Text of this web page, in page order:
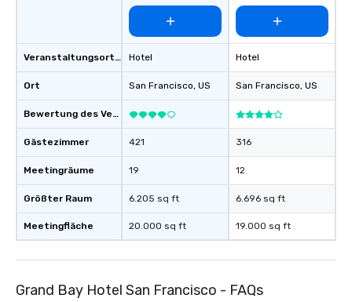
Veranstaltungsortstyp
Ort
Bewertung des Veranstaltungsortes
Gästezimmer
Meetingräume
Größter Raum
Meetingfläche
Hotel
San Francisco, US
421
19
6.205 sq ft
20.000 sq ft
Hotel
San Francisco, US
316
12
6.696 sq ft
19.000 sq ft
Grand Bay Hotel San Francisco - FAQs